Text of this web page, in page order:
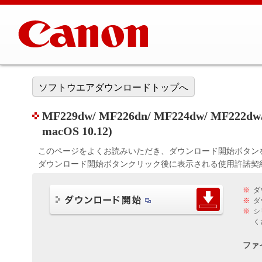
ソフトウエアダウンロードトップへ
MF229dw/ MF226dn/ MF224dw/
macOS 10.12)
このページをよくお読みいただき、ダウンロード開始ボタ
ダウンロード開始ボタンクリック後に表示される使用許諾
※ ダ
※
※
ファ